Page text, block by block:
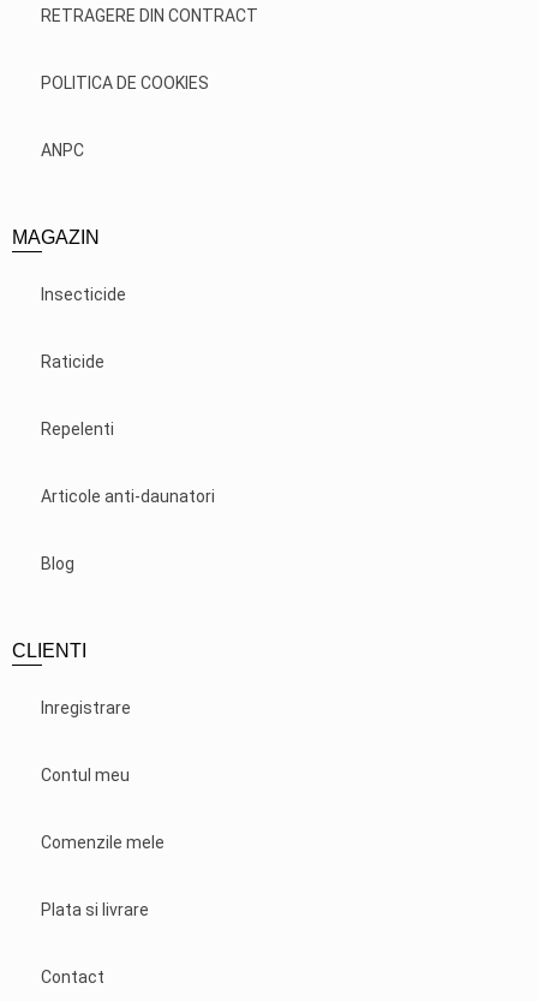
RETRAGERE DIN CONTRACT
POLITICA DE COOKIES
ANPC
MAGAZIN
Insecticide
Raticide
Repelenti
Articole anti-daunatori
Blog
CLIENTI
Inregistrare
Contul meu
Comenzile mele
Plata si livrare
Contact